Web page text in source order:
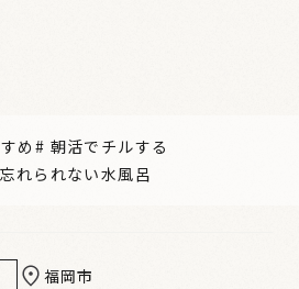
め # 朝活でチルする
忘れられない水風呂
福岡市